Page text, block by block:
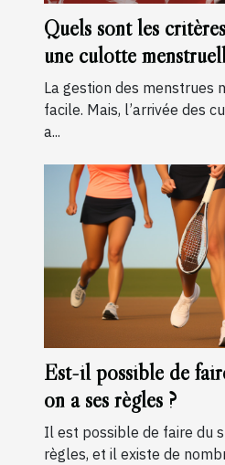
Quels sont les
une culotte
La gestion des menstrues
facile. Mais, l’arrivée des
a...
Est-il possible de
on a ses règles ?
Il est possible de faire du
règles, et il existe de